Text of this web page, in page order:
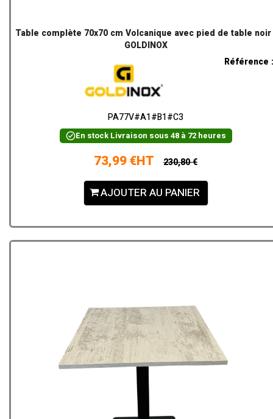
Table complète 70x70 cm Volcanique avec pied de table
GOLDINOX
Référence :
PA77V#A1#B1#C3
En stockLivraison sous 48 à 72 heures
73,99 €HT 230,80 €
AJOUTER AU PANIER